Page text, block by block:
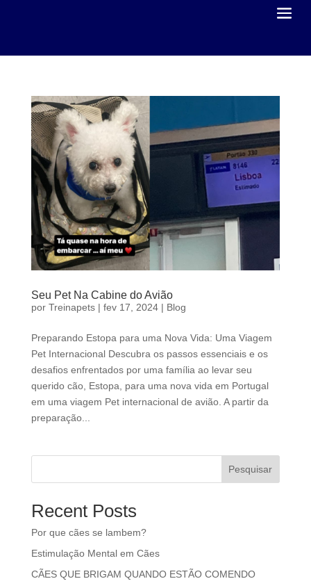
Seu Pet Na Cabine do Avião
por Treinapets| fev 17, 2024| Blog
Preparando Estopa para uma Nova Vida: Uma Viagem
Pet Internacional Descubra os passos essenciais e os
desafios enfrentados por uma família ao levar seu
querido cão, Estopa, para uma nova vida em Portugal
em uma viagem Pet internacional de avião. A partir da
preparação...
Pesquisar
Recent Posts
Por que cães se lambem?
Estimulação Mental em Cães
CÃES QUE BRIGAM QUANDO ESTÃO COMENDO